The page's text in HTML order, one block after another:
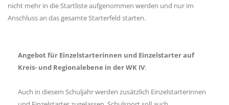
nicht mehr in die Startliste aufgenommen werden und nur im
Anschluss an das gesamte Starterfeld starten.
Angebot für Einzelstarterinnen und Einzelstarter auf
Kreis- und Regionalebene in der WK IV:
Auch in diesem Schuljahr werden zusätzlich Einzelstarterinnen